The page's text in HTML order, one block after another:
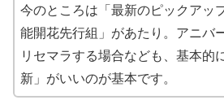
今のところは「最新のピックアッ
能開花先行組」があたり。アニバ
リセマラする場合なども、基本的
新」がいいのが基本です。